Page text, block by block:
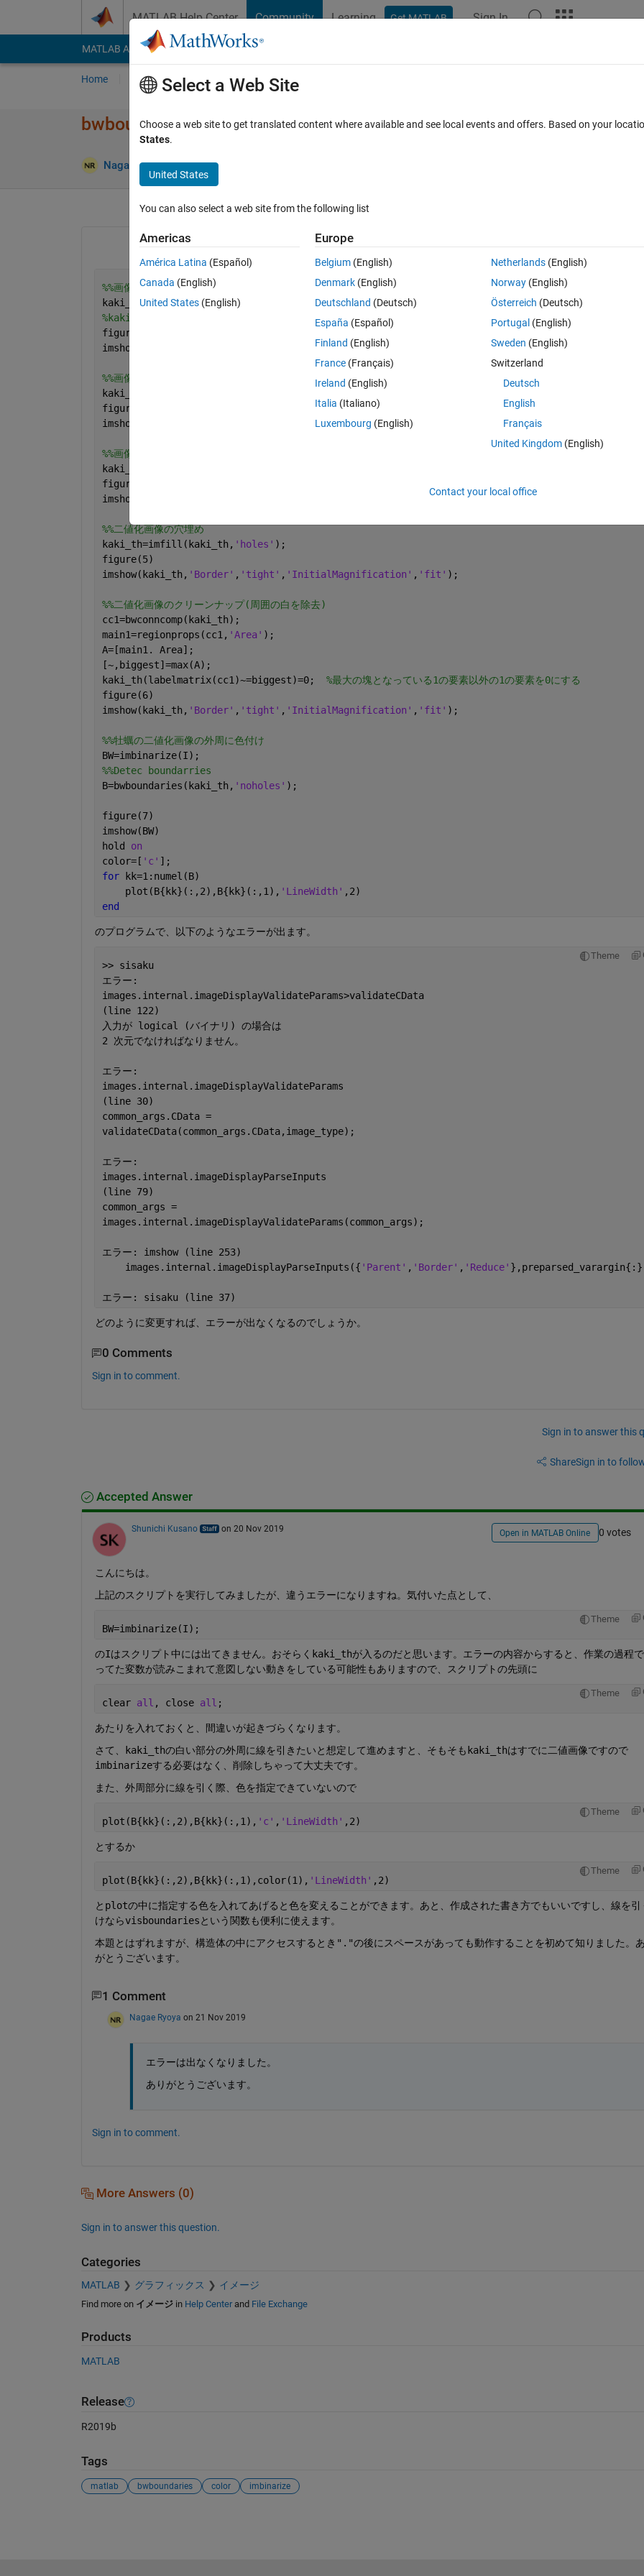
MATLAB Help Center Community Learning Get MATLAB Sign In
MATLAB Answers File Exchange Cody
Home Ask Answer Browse MATLAB FAQs
bwboundariesについてのエラーです。
Nagae Ryoya 20 Nov 2019
Open in MATLAB Online 0 votes
%%画像入力
kaki_img=imread('box_dark.jpg'
%画像読み込み
%kakiimg=imcrop(kakiimg)
figure(2)
imshow(kaki_img,
'InitialMagnification'
%%画像全体のセグメンテーション
kaki_red=kaki_img(:,:,1);
figure(3)
imshow(kaki_red,
'InitialMagnification'
%%画像の二値化
kaki_th=kaki_red>180;
figure(4)
imshow(kaki_th,
'fit');
%%二値化画像の穴埋め
kaki_th=imfill(kaki_th, 'holes' );
figure(5)
imshow(kaki_th, 'Border' , 'tight' , 'InitialMagnification' , 'fit' );
%%二値化画像のクリーンナップ(周囲の白を除去)
cc1=bwconncomp(kaki_th);
main1=regionprops(cc1, 'Area' );
A=[main1. Area];
[~,biggest]=max(A);
kaki_th(labelmatrix(cc1)~=biggest)=0; %最大の塊となっている1の要素以外の1の要素を0にする
figure(6)
imshow(kaki_th, 'Border' , 'tight' , 'InitialMagnification' , 'fit' );
%%牡蠣の二値化画像の外周に色付け
BW=imbinarize(I);
%%Detec boundarries
B=bwboundaries(kaki_th, 'noholes' );
figure(7)
imshow(BW)
hold on
color=[ 'c' ];
for
kk=1:numel(B)
    plot(B{kk}(:,2),B{kk}(:,1),
'LineWidth' ,2)
end
のプログラムで、以下のようなエラーが出ます。
Theme
>> sisaku
エラー :
images.internal.imageDisplayValidateParams>validateCData
(line 122)
入力が logical (バイナリ ) の場合は
2 次元でなければなりません。
エラー :
images.internal.imageDisplayValidateParams
(line 30)
common_args.CData =
validateCData(common_args.CData,image_type);
エラー :
images.internal.imageDisplayParseInputs
(line 79)
common_args =
images.internal.imageDisplayValidateParams(common_args);
エラー : imshow (line 253)
    images.internal.imageDisplayParseInputs({
'Parent' , 'Border' , 'Reduce'
エラー : sisaku (line 37)
どのように変更すれば、エラーが出なくなるのでしょうか。
0 Comments
Sign in to comment.
Sign in to answer this
ShareSign in to
Accepted Answer
Shunichi Kusano on 20 Nov 2019 Open in MATLAB Online 0 votes
こんにちは。
上記のスクリプトを実行してみましたが、違うエラーになりますね。気付いた点として、
Theme
BW=imbinarize(I);
のIはスクリプト中には出てきません。おそらくkaki_thが入るのだと思います。エラーの内容からすると、作業の過程
ってた変数が読みこまれて意図しない動きをしている可能性もありますので、スクリプトの先頭に
Theme
clear all , close all ;
あたりを入れておくと、間違いが起きづらくなります。
さて、kaki_thの白い部分の外周に線を引きたいと想定して進めますと、そもそもkaki_thはすでに二値画像ですので
imbinarizeする必要はなく、削除しちゃって大丈夫です。
また、外周部分に線を引く際、色を指定できていないので
Theme
plot(B{kk}(:,2),B{kk}(:,1), 'c' , 'LineWidth' ,2)
とするか
Theme
plot(B{kk}(:,2),B{kk}(:,1),color(1), 'LineWidth' ,2)
とplotの中に指定する色を入れてあげると色を変えることができます。あと、作成された書き方でもいいですし、線を引
けならvisboundariesという関数も便利に使えます。
本題とはずれますが、構造体の中にアクセスするとき"."の後にスペースがあっても動作することを初めて知りました。
がとうございます。
1 Comment
Nagae Ryoya on 21 Nov 2019
エラーは出なくなりました。
ありがとうございます。
Sign in to comment.
More Answers (0)
Sign in to answer this question.
Categories
MATLAB グラフィックス イメージ
Find more on イメージin Help Centerand File Exchange
Products
MATLAB
Release
R2019b
Tags
matlab bwboundaries color imbinarize
Select a Web Site
Choose a web site to get translated content where available and see local events and offers. Based on your
States.
United States
You can also select a web site from the following list
Americas
América Latina (Español)
Canada (English)
United States (English)
Europe
Belgium (English)
Denmark (English)
Deutschland (Deutsch)
España (Español)
Finland (English)
France (Français)
Ireland (English)
Italia (Italiano)
Luxembourg (English)
Netherlands(English)
Norway(English)
Österreich (Deutsch)
Portugal (English)
Sweden (English)
Switzerland
Deutsch
English
Français
United Kingdom(English)
Contact your local office